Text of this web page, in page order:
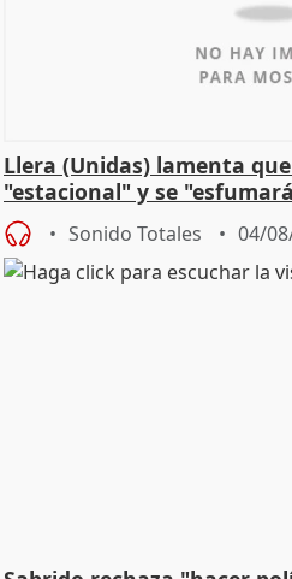
Llera (Unidas) lamenta
"estacional" y se
Sonido Totales 04/